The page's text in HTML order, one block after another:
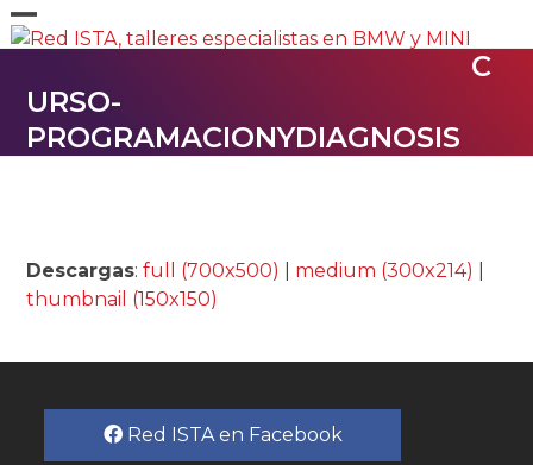
Skip
toOpen
menu
Close
menu
C
URSO-
PROGRAMACIONYDIAGNOSIS
Descargas:full (700x500) medium (300x214)
thumbnail (150x150)
Red ISTA en Facebook